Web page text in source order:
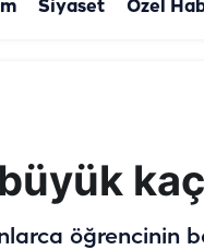
Siyaset Özel
öğrencinin